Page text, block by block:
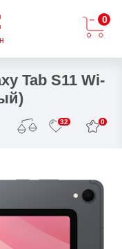
0
Tab S11 Wi-
32 0